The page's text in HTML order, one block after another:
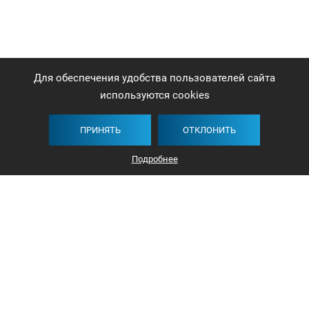
Для обеспечения удобства пользователей сайта
используются cookies
ПРИНЯТЬ ОТКЛОНИТЬ
Подробнее